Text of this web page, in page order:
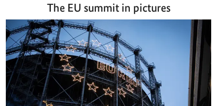
The EU summit in pictures